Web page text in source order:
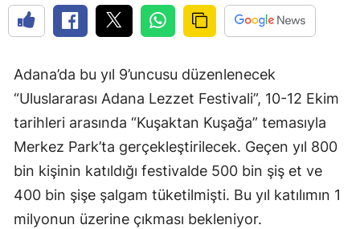
Adana’da bu yıl 9’uncusu düzenlenecek
“Uluslararası Adana Lezzet Festivali”, 10-12 Ekim
tarihleri arasında “Kuşaktan Kuşağa” temasıyla
Merkez Park’ta gerçekleştirilecek. Geçen yıl 800
bin kişinin katıldığı festivalde 500 bin şiş et ve
400 bin şişe şalgam tüketilmişti. Bu yıl katılımın 1
milyonun üzerine çıkması bekleniyor.